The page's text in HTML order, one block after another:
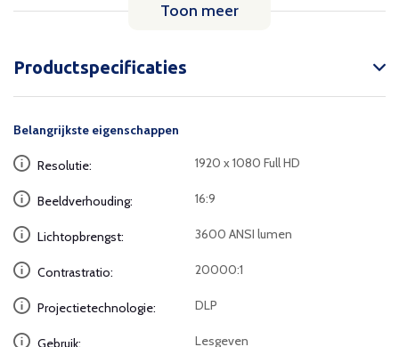
Toon meer
Productspecificaties
Belangrijkste eigenschappen
Resolutie: 1920 x 1080 Full HD
Beeldverhouding: 16:9
Lichtopbrengst: 3600 ANSI lumen
Contrastratio: 20000:1
Projectietechnologie: DLP
Gebruik: Lesgeven